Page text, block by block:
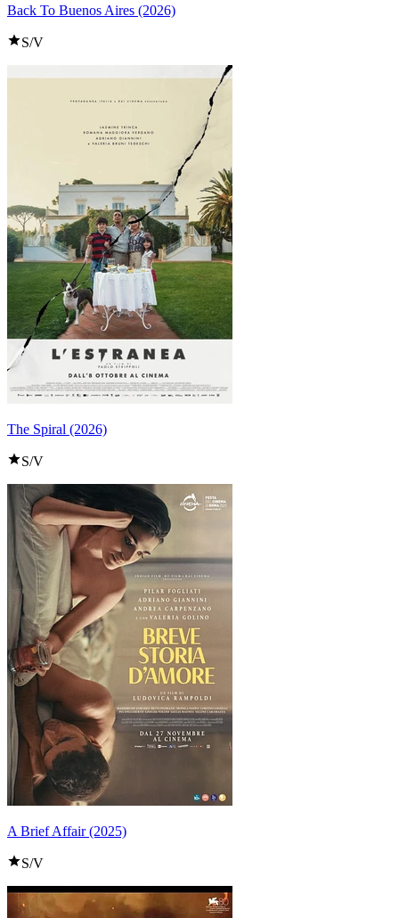
Back To Buenos Aires (2026)
S/V
The Spiral (2026)
S/V
A Brief Affair (2025)
S/V